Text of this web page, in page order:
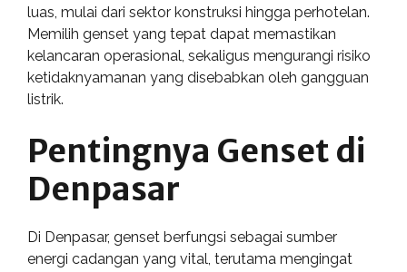
luas, mulai dari sektor konstruksi hingga perhotelan.
Memilih genset yang tepat dapat memastikan
kelancaran operasional, sekaligus mengurangi risiko
ketidaknyamanan yang disebabkan oleh gangguan
listrik.
Pentingnya Genset di
Denpasar
Di Denpasar, genset berfungsi sebagai sumber
energi cadangan yang vital, terutama mengingat